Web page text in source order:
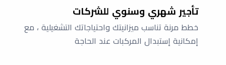
تأجير شهري وسنوي للشركات
خطط مرنة تناسب ميزانيتك واحتياجاتك التشغيلية ، مع
إمكانية إستبدال المركبات عند الحاجة